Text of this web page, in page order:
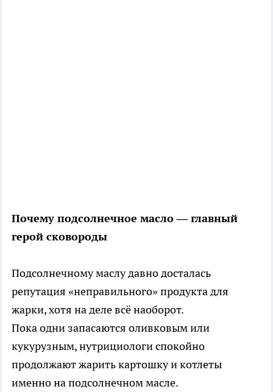
Почему подсолнечное масло — главный
герой сковороды
Подсолнечному маслу давно досталась
репутация «неправильного» продукта для
жарки, хотя на деле всё наоборот.
Пока одни запасаются оливковым или
кукурузным, нутрициологи спокойно
продолжают жарить картошку и котлеты
именно на подсолнечном масле.